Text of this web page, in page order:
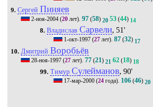
9. Сергей Пиняев
2-ноя-2004 (20 лет).97 (58) 20 53 (44) 14
8. ВладиславСарвели, 51'
1-окт-1997(27лет). 87(32) 17
10. Дмитрий Воробьёв
28-ноя-1997 (27 лет).77 (21) 21 62 (18) 18
99. ТимурСулейманов, 90'
17-мар-2000(24года). 106(46) 20